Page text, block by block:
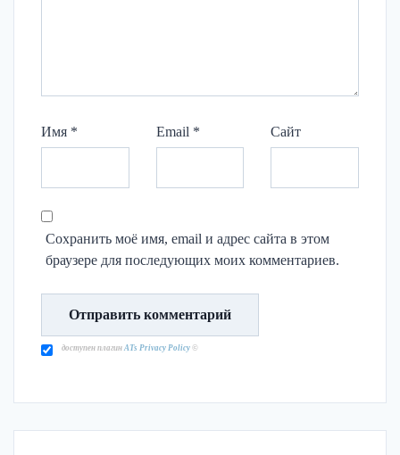
Имя * Email * Сайт
Сохранить моё имя, email и адрес сайта в этом
браузере для последующих моих комментариев.
доступен плагин ATs Privacy Policy ©